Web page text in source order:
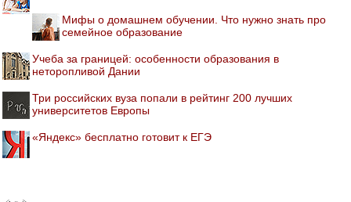
Мифы о домашнем обучении. Что нужно знать про
семейное образование
Учеба за границей: особенности образования в
неторопливой Дании
Три российских вуза попали в рейтинг 200 лучших
университетов Европы
«Яндекс» бесплатно готовит к ЕГЭ